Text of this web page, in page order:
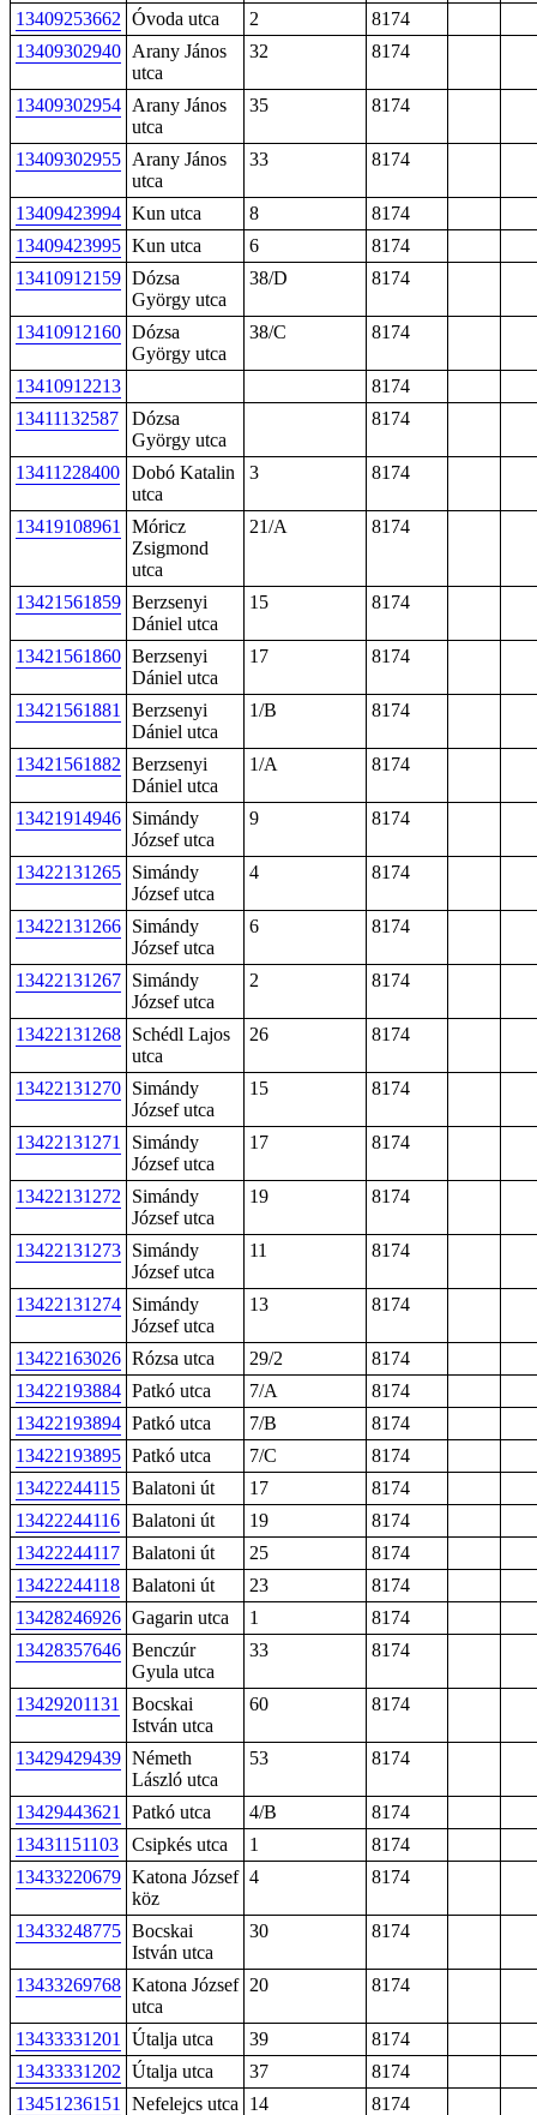
13409253662 Óvoda utca 2
8174
13409302940 Arany János
utca
32 8174
13409302954 Arany János
utca
35 8174
13409302955 Arany János
utca
33 8174
13409423994 Kun utca 8
8174
13409423995 Kun utca 6
8174
13410912159 Dózsa
György utca
38/D 8174
13410912160 Dózsa
György utca
38/C 8174
13410912213
8174
13411132587
Dózsa
György utca
8174
13411228400 Dobó Katalin
utca
3 8174
13419108961
Móricz
Zsigmond
utca
21/A 8174
13421561859 Berzsenyi
Dániel utca
15 8174
13421561860 Berzsenyi
Dániel utca
17 8174
13421561881
Berzsenyi
Dániel utca
1/B 8174
13421561882 Berzsenyi
Dániel utca
1/A 8174
13421914946 Simándy
József utca
9 8174
13422131265 Simándy
József utca
4 8174
13422131266 Simándy
József utca
6 8174
13422131267 Simándy
József utca
2 8174
13422131268 Schédl Lajos
utca
26 8174
13422131270 Simándy
József utca
15 8174
13422131271
Simándy
József utca
17 8174
13422131272
Simándy
József utca
19 8174
13422131273 Simándy
József utca
11 8174
13422131274 Simándy
József utca
13 8174
13422163026 Rózsa utca 29/2
8174
13422193884 Patkó utca 7/A
8174
13422193894 Patkó utca 7/B
8174
13422193895 Patkó utca 7/C
8174
13422244115 Balatoni út 17
8174
13422244116 Balatoni út 19
8174
13422244117 Balatoni út 25
8174
13422244118 Balatoni út 23
8174
13428246926 Gagarin utca 1
8174
13428357646 Benczúr
Gyula utca
33 8174
13429201131
Bocskai
István utca
60 8174
13429429439 Németh
László utca
53 8174
13429443621 Patkó utca 4/B
8174
13431151103
Csipkés utca 1
8174
13433220679 Katona József
köz
4 8174
13433248775 Bocskai
István utca
30 8174
13433269768 Katona József
utca
20 8174
13433331201 Útalja utca 39
8174
13433331202 Útalja utca 37
8174
13451236151
Nefelejcs utca 14
8174